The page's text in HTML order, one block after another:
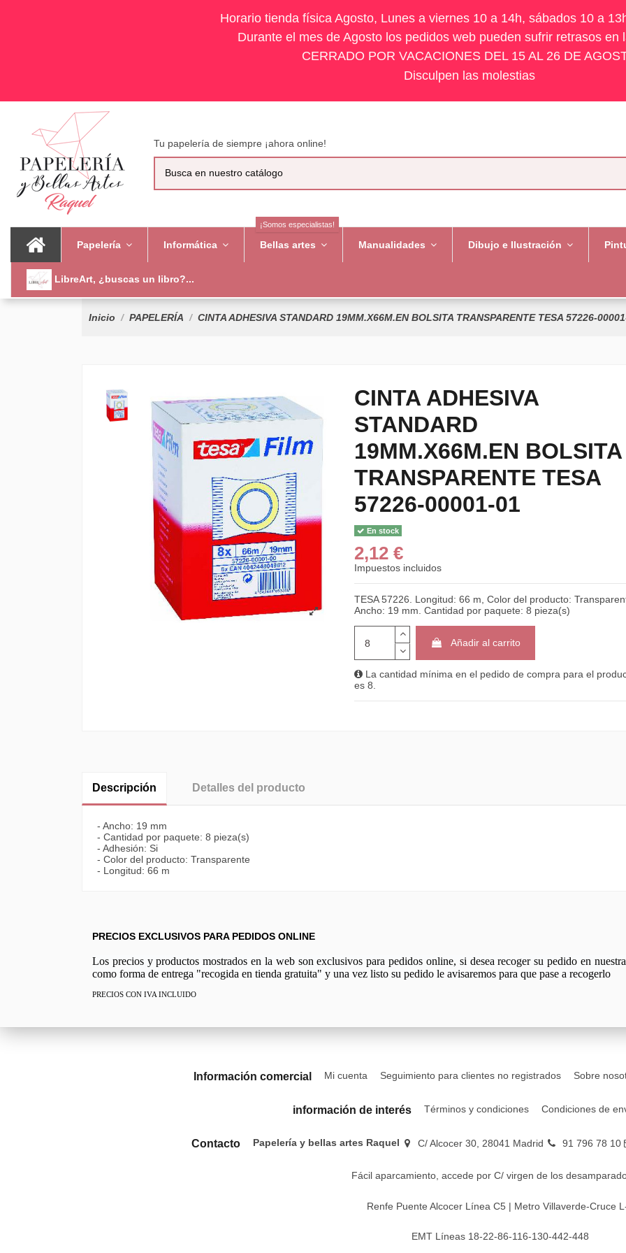
Horario tienda física Agosto, Lunes a viernes 10 a 14h, sábados 10 a
Durante el mes de Agosto los pedidos web pueden sufrir retrasos en
CERRADO POR VACACIONES DEL 15 AL 26 DE
Disculpen las molestias
Tu papelería de siempre ¡ahora online!
Papelería Informática Bellas artes
¡Somos especialistas!
Manualidades Dibujo e Ilustración
LibreArt, ¿buscas un libro?...
Inicio PAPELERÍA CINTA ADHESIVA STANDARD 19MM.X66M.EN BOLSITA TRANSPARENTE TESA 57226-
CINTA ADHESIVA
STANDARD
19MM.X66M.EN BOLSITA
TRANSPARENTE TESA
57226-00001-01
En stock
2,12 €
Impuestos incluidos
TESA 57226. Longitud: 66 m, Color del producto:
Ancho: 19 mm. Cantidad por paquete: 8 pieza(s)
Añadir al carrito
La cantidad mínima en el pedido de compra para el
es 8.
Descripción Detalles del producto
- Ancho: 19 mm
- Cantidad por paquete: 8 pieza(s)
- Adhesión: Si
- Color del producto: Transparente
- Longitud: 66 m
PRECIOS EXCLUSIVOS PARA PEDIDOS ONLINE
Los precios y productos mostrados en la web son exclusivos para pedidos online, si desea recoger su pedido en
como forma de entrega "recogida en tienda gratuita" y una vez listo su pedido le avisaremos para que pase a recogerlo
PRECIOS CON IVA INCLUIDO
Información comercial Mi cuenta Seguimiento para clientes no registrados Sobre
información de interés Términos y condiciones Condiciones de
Contacto Papelería y bellas artes Raquel C/ Alcocer 30, 28041 Madrid 91 796 78 10
Fácil aparcamiento, accede por C/ virgen de los
Renfe Puente Alcocer Línea C5 | Metro Villaverde-Cruce
EMT Líneas 18-22-86-116-130-442-448